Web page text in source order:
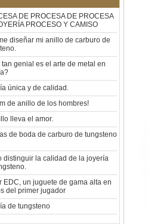
alianza de boda para
hombres Grabado láser
interno personalizado OEM
ODM suministro a granel
Anillo de carburo de
tungsteno con sello
mayor de fábrica,
incrustación de madera con
patrón de cruz de concha de
abulón, anillo de declaración
religiosa para hombres
Grabado interior
suministro a gr
Anillo de carburo de
tungsteno electrochapado en
oro rosa de 8 mm al por
mayor de fábrica, cuerda de
guitarra roja e incrustaciones
DE PROCESA DE PROCESA
PROCESO Y CAMISO
diseñar mi anillo de carburo de
tan genial es el arte de metal en
única y de calidad.
de anillo de los hombres!
lleva el amor.
de boda de carburo de tungsteno
distinguir la calidad de la joyería
EDC, un juguete de gama alta en
del primer jugador
de tungsteno